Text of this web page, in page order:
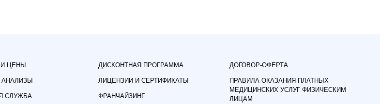
ЦЕНЫ
СЛУЖБА
ДИСКОНТНАЯ ПРОГРАММА
ЛИЦЕНЗИИ И СЕРТИФИКАТЫ
ФРАНЧАЙЗИНГ
ДОГОВОР-ОФЕРТА
ПРАВИЛА ОКАЗАНИЯ ПЛАТНЫХ
МЕДИЦИНСКИХ УСЛУГ ФИЗИЧЕСКИМ
ЛИЦАМ